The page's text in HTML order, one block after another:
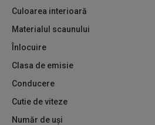
Culoarea interioară
Materialul scaunului
Înlocuire
Clasa de emisie
Conducere
Cutie de viteze
Număr de uși